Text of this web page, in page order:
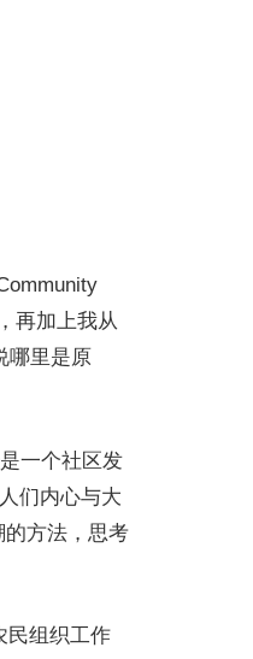
再加上我从
哪里是原
一个社区发
们内心与大
方法，思考
民组织工作